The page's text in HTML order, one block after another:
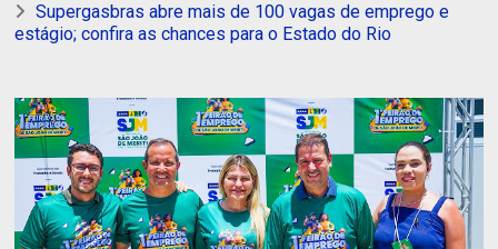
Supergasbras abre mais de 100 vagas de emprego e
estágio; confira as chances para o Estado do Rio